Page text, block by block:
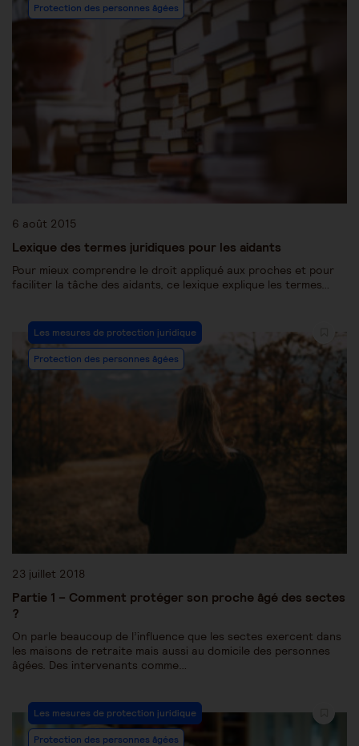
Protection des personnes âgées
6 août 2015
Lexique des termes juridiques pour les aidants
Pour mieux comprendre le droit appliqué aux proches et pour
faciliter la tâche des aidants, ce lexique explique les termes…
Les mesures de protection juridique
Protection des personnes âgées
23 juillet 2018
Partie 1 – Comment protéger son proche âgé des sectes
?
On parle beaucoup de l’influence que les sectes exercent dans
les maisons de retraite mais aussi au domicile des personnes
âgées. Des intervenants comme…
Les mesures de protection juridique
Protection des personnes âgées